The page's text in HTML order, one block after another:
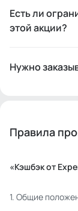
Есть ли
этой акции?
Нужно
Правила
«Кэшбэк от
1. Общие